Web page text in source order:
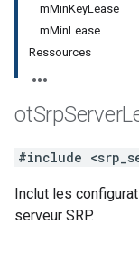
mMinKeyLease
mMinLease
Ressources
otSrpServer
#include
Inclut les
serveur SRP.